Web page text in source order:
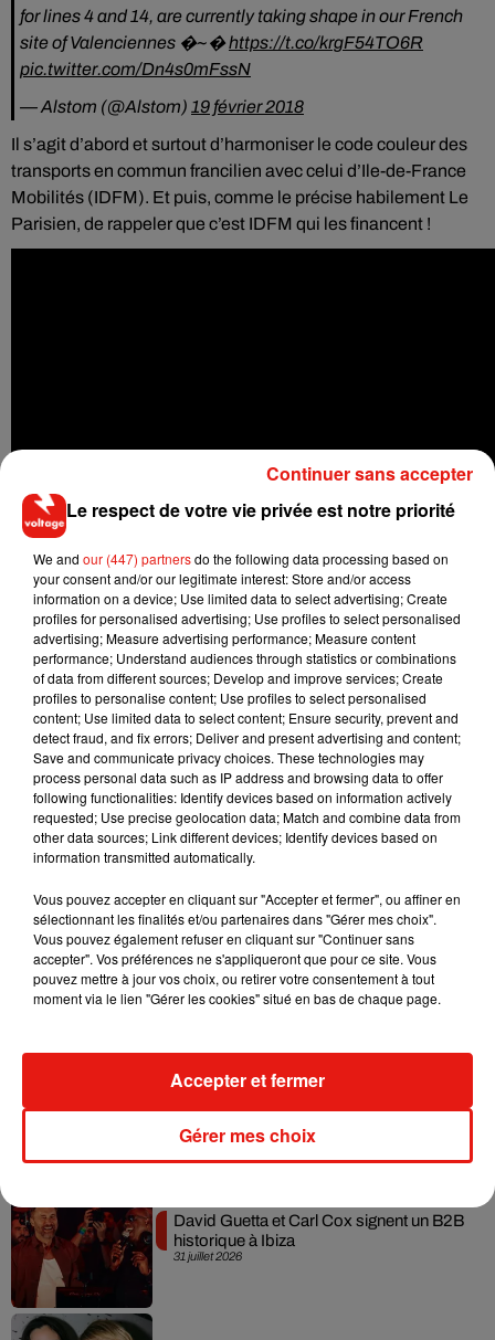
for lines 4 and 14, are currently taking shape in our French
site of Valenciennes �~�https://t.co/krgF54TO6R
pic.twitter.com/Dn4s0mFssN
— Alstom (@Alstom) 19 février 2018
Il s’agit d’abord et surtout d’harmoniser le code couleur des
transports en commun francilien avec celui d’Ile-de-France
Mobilités (IDFM). Et puis, comme le précise habilement Le
Parisien, de rappeler que c’est IDFM qui les financent !
Musique
6 août 2026
Il y a 10 ans, DJ Snake changeait de
dimension avec son premier...
3 août 2026
Fred again.. et Latin Mafia dévoilent enfin
leur mixtape créée en...
31 juillet 2026
Swedish House Mafia et Lykke Li
dévoilent « Happiness Is So Sad »
31 juillet 2026
David Guetta et Carl Cox signent un B2B
historique à Ibiza
Le respect de votre vie privée est notre priorité
We and our (447) partnersdo the following data processing based on
your consent and/or our legitimate interest: Store and/or access
information on a device; Use limited data to select advertising; Create
profiles for personalised advertising; Use profiles to select personalised
advertising; Measure advertising performance; Measure content
performance; Understand audiences through statistics or combinations
of data from different sources; Develop and improve services; Create
profiles to personalise content; Use profiles to select personalised
content; Use limited data to select content; Ensure security, prevent and
detect fraud, and fix errors; Deliver and present advertising and content;
Save and communicate privacy choices. These technologies may
process personal data such as IP address and browsing data to offer
following functionalities: Identify devices based on information actively
requested; Use precise geolocation data; Match and combine data from
other data sources; Link different devices; Identify devices based on
information transmitted automatically.
Vous pouvez accepter en cliquant sur "Accepter et fermer", ou affiner en
sélectionnant les finalités et/ou partenaires dans "Gérer mes choix".
Vous pouvez également refuser en cliquant sur "Continuer sans
accepter". Vos préférences ne s'appliqueront que pour ce site. Vous
pouvez mettre à jour vos choix, ou retirer votre consentement à tout
moment via le lien "Gérer les cookies" situé en bas de chaque page.
Gérer mes choix
Accepter et fermer
Continuer sans accepter